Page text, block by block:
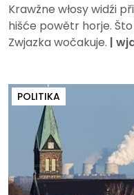
Krawžne włosy widźi
hišće powětr horje.
Zwjazka wočakuje. |
POLITIKA